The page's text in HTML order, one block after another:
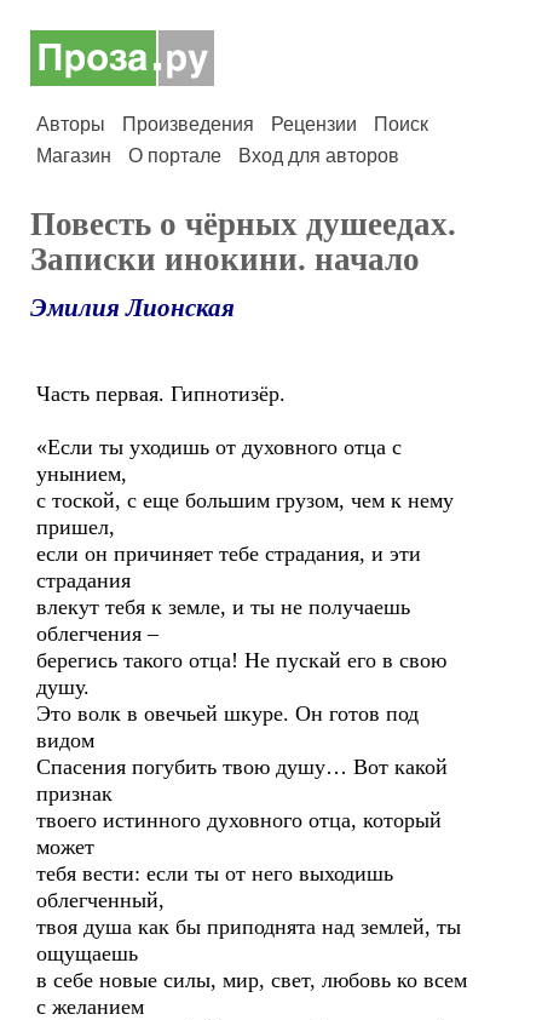
Авторы Произведения Рецензии
Поиск
Магазин
О портале Вход для авторов
Повесть о чёрных душеедах.
Записки инокини. начало
Эмилия Лионская
Часть первая. Гипнотизёр.
«Если ты уходишь от духовного отца с
унынием,
с тоской, с еще большим грузом, чем к нему
пришел,
если он причиняет тебе страдания, и эти
страдания
влекут тебя к земле, и ты не получаешь
облегчения –
берегись такого отца! Не пускай его в свою
душу.
Это волк в овечьей шкуре. Он готов под
видом
Спасения погубить твою душу… Вот какой
признак
твоего истинного духовного отца, который
может
тебя вести: если ты от него выходишь
облегченный,
твоя душа как бы приподнята над землей, ты
ощущаешь
в себе новые силы, мир, свет, любовь ко всем
с желанием